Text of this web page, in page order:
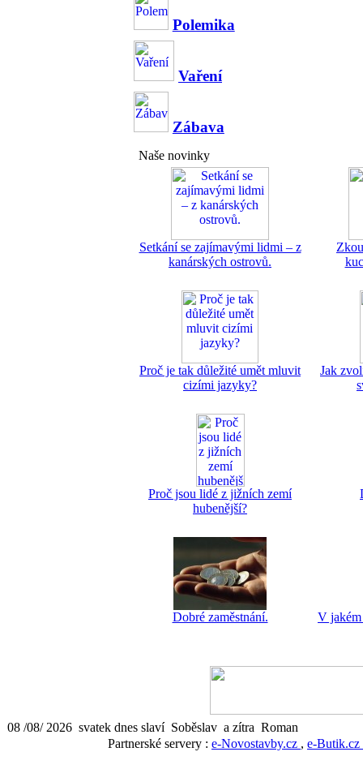
Polemika
Vaření
Zábava
Naše novinky
Setkání se zajímavými lidmi – z
kanárských ostrovů.
Proč je tak důležité umět mluvit
cizími jazyky?
Jak
Proč jsou lidé z jižních zemí
hubenější?
Dobré zaměstnání. V
08 /08/ 2026 svatek dnes slaví Soběslav a zítra Roman
Partnerské servery : e-Novostavby.cz , e-Butik.cz